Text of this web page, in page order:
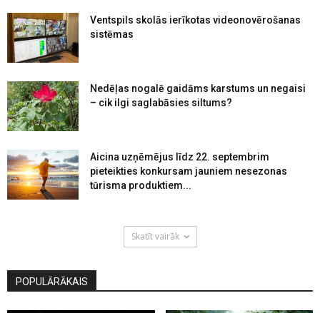
Ventspils skolās ierīkotas videonovērošanas
sistēmas
Nedēļas nogalē gaidāms karstums un negaisi
– cik ilgi saglabāsies siltums?
Aicina uzņēmējus līdz 22. septembrim
pieteikties konkursam jauniem nesezonas
tūrisma produktiem...
Skatīt vairāk
POPULĀRĀKAIS